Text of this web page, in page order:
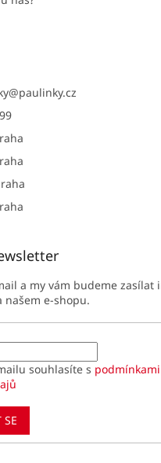
@paulinky.cz
a my vám budeme zasílat
našem e-shopu.
souhlasíte s
SE